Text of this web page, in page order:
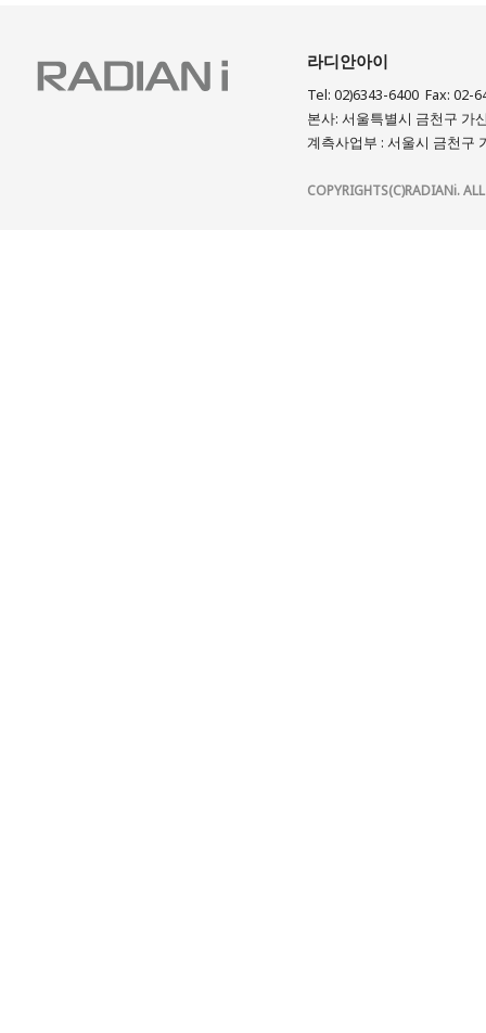
라디안아이
Tel: 02)6343-6400 Fax:
본사: 서울특별시 금천구 가
계측사업부 : 서울시 금천구
COPYRIGHTS(C)RADIANi. ALL